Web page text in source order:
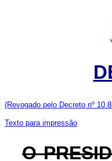
(Revogado pelo Decreto nº
Texto para impressão
O